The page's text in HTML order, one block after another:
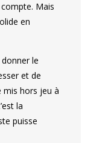
Mais
en
le
et de
mis hors jeu à
la
puisse